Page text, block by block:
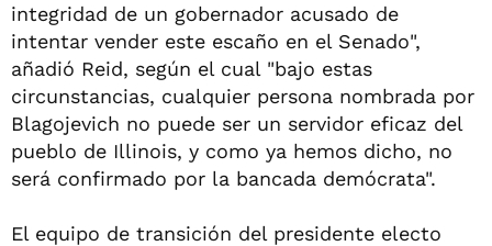
integridad de un gobernador acusado de
intentar vender este escaño en el Senado",
añadió Reid, según el cual "bajo estas
circunstancias, cualquier persona nombrada por
Blagojevich no puede ser un servidor eficaz del
pueblo de Illinois, y como ya hemos dicho, no
será confirmado por la bancada demócrata".
El equipo de transición del presidente electo